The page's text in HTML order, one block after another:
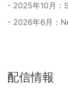
- 2025年10月：
- 2026年6月：
配信情報